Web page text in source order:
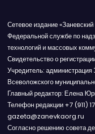
Сетевое издание
Федеральной службе по
технологий и массовых
Свидетельство о
Учредитель: администрация
Всеволожского
Главный редактор: Елена
Телефон редакции +7 (911)
gazeta@zanevkaorg.ru
Согласно решению совета